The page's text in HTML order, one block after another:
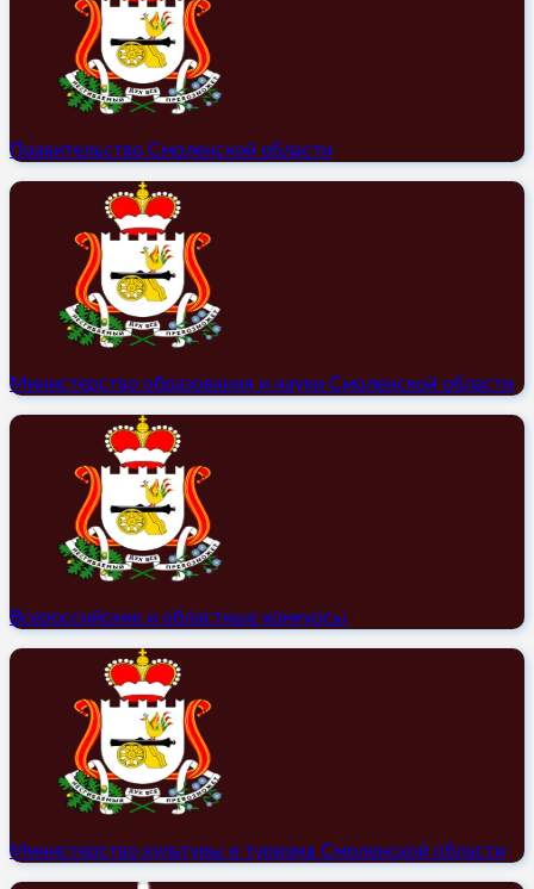
Правительство Смоленской области
Министерство образования и науки Смоленской области
Всероссийские и областные конкурсы
Министерство культуры и туризма Смоленской области